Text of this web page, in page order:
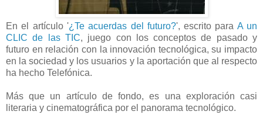
En el artículo '¿Te acuerdas del futuro?', escrito para A un
CLIC de las TIC, juego con los conceptos de pasado y
futuro en relación con la innovación tecnológica, su impacto
en la sociedad y los usuarios y la aportación que al respecto
ha hecho Telefónica.
Más que un artículo de fondo, es una exploración casi
literaria y cinematográfica por el panorama tecnológico.